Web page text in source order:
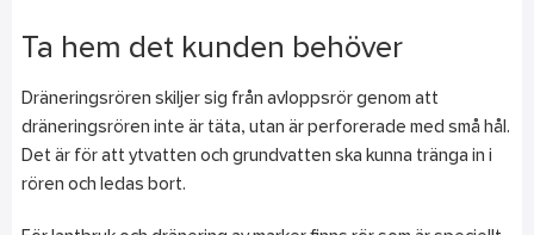
Ta hem det kunden behöver
Dräneringsrören skiljer sig från avloppsrör genom att
dräneringsrören inte är täta, utan är perforerade med små hål.
Det är för att ytvatten och grundvatten ska kunna tränga in i
rören och ledas bort.